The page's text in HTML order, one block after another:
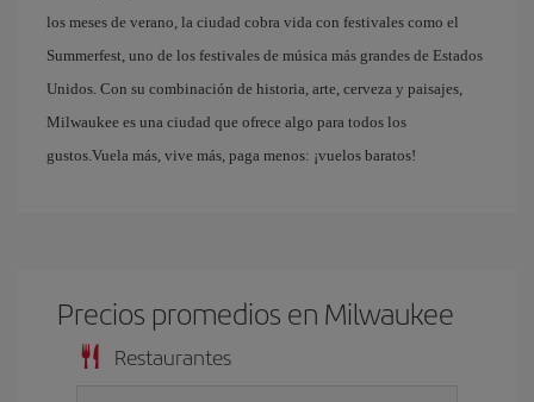
los meses de verano, la ciudad cobra vida con festivales como el
Summerfest, uno de los festivales de música más grandes de Estados
Unidos. Con su combinación de historia, arte, cerveza y paisajes,
Milwaukee es una ciudad que ofrece algo para todos los
gustos.Vuela más, vive más, paga menos: ¡vuelos baratos!
Precios promedios en Milwaukee
Restaurantes